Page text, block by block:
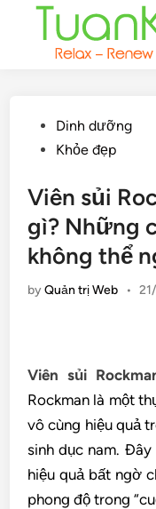
PostedDinh dưỡng
Khỏe đẹp
Viên sủi
gì? Những
không thể
byQuản trị Web •
Viên sủi
Rockman là một
vô cùng hiệu quả
sinh dục nam.
hiệu quả bất ngờ
phong độ trong